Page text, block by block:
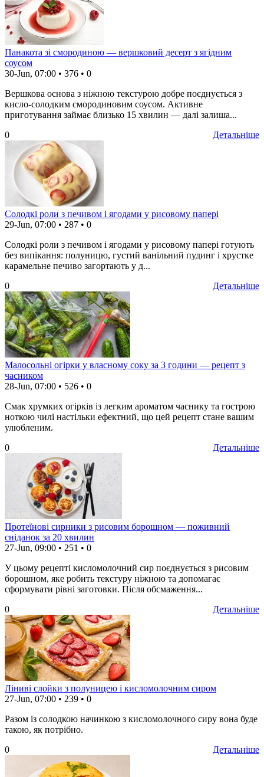
Панакота зі смородиною — вершковий десерт з ягідним
соусом
30-Jun, 07:00 • 376 • 0
Вершкова основа з ніжною текстурою добре поєднується з
кисло-солодким смородиновим соусом. Активне
приготування займає близько 15 хвилин — далі залиша...
Детальніше
0
Солодкі роли з печивом і ягодами у рисовому папері
29-Jun, 07:00 • 287 • 0
Солодкі роли з печивом і ягодами у рисовому папері готують
без випікання: полуницю, густий ванільний пудинг і хрустке
карамельне печиво загортають у д...
Детальніше
0
Малосольні огірки у власному соку за 3 години — рецепт з
часником
28-Jun, 07:00 • 526 • 0
Смак хрумких огірків із легким ароматом часнику та гострою
ноткою чилі настільки ефектний, що цей рецепт стане вашим
улюбленим.
Детальніше
0
Протеїнові сирники з рисовим борошном — поживний
сніданок за 20 хвилин
27-Jun, 09:00 • 251 • 0
У цьому рецепті кисломолочний сир поєднується з рисовим
борошном, яке робить текстуру ніжною та допомагає
сформувати рівні заготовки. Після обсмаження...
Детальніше
0
Ліниві слойки з полуницею і кисломолочним сиром
27-Jun, 07:00 • 239 • 0
Разом із солодкою начинкою з кисломолочного сиру вона буде
такою, як потрібно.
Детальніше
0